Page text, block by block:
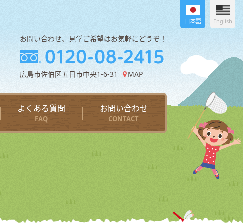
お問い合わせ、見学ご希望はお気軽にどうぞ！
広島市佐伯区五日市中央1-6-31 MAP
日本語 English
よくある質問
FAQ
お問い合わせ
CONTACT